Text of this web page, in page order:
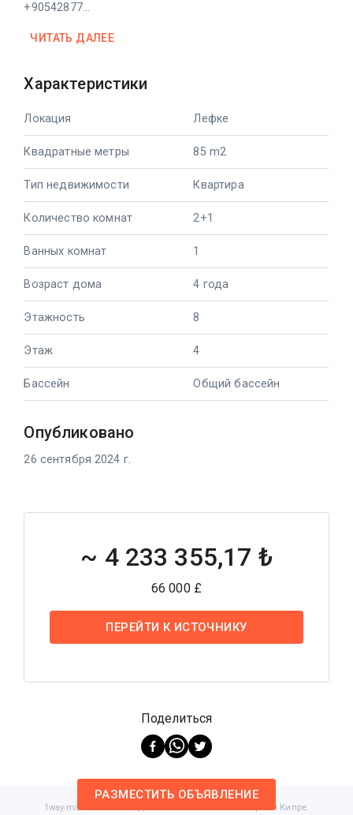
РАЗМЕСТИТЬ ОБЪЯВЛЕНИЕ
+90542877...
ЧИТАТЬ ДАЛЕЕ
Характеристики
Локация Лефке
Квадратные метры 85 m2
Тип недвижимости Квартира
Количество комнат 2+1
Ванных комнат 1
Возраст дома 4 года
Этажность 8
Этаж 4
Бассейн Общий бассейн
Опубликовано
26 сентября 2024 г.
~ 4 233 355,17 ₺
66 000 £
ПЕРЕЙТИ К ИСТОЧНИКУ
Поделиться
1way.market © Сделано с любовью на Северном Кипре.